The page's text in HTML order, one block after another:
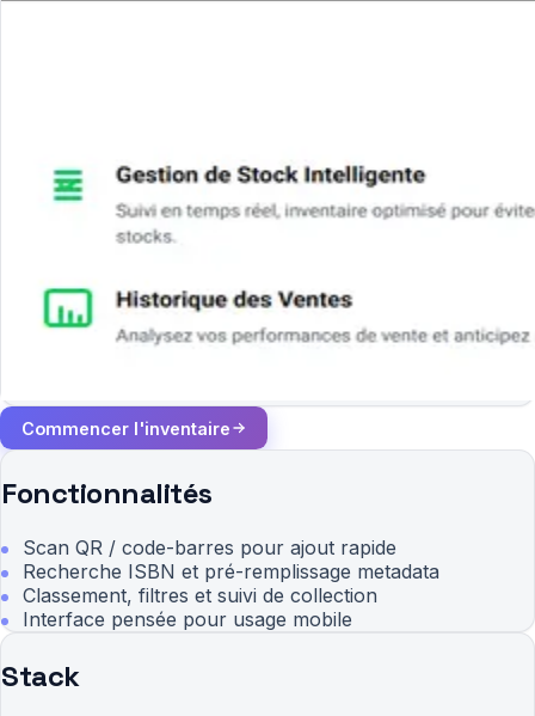
Commencer l'inventaire
Fonctionnalités
Scan QR / code-barres pour ajout rapide
Recherche ISBN et pré-remplissage metadata
Classement, filtres et suivi de collection
Interface pensée pour usage mobile
Stack